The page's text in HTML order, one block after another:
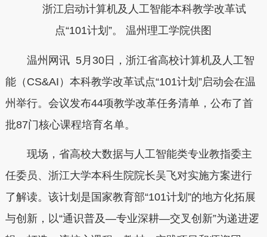
浙江启动计算机及人工智能本科教学改革试
点“101计划”。 温州理工学院供图
温州网讯 5月30日，浙江省高校计算机及人工智
能（CS&AI）本科教学改革试点“101计划”启动会在温
州举行。会议发布44项教学改革任务清单，公布了首
批87门核心课程培育名单。
现场，省高校大数据与人工智能类专业教指委主
任委员、浙江大学本科生院院长吴飞对实施方案进行
了解读。该计划是国家教育部“101计划”的地方化拓展
与创新，以“通识普及—专业深耕—交叉创新”为递进逻